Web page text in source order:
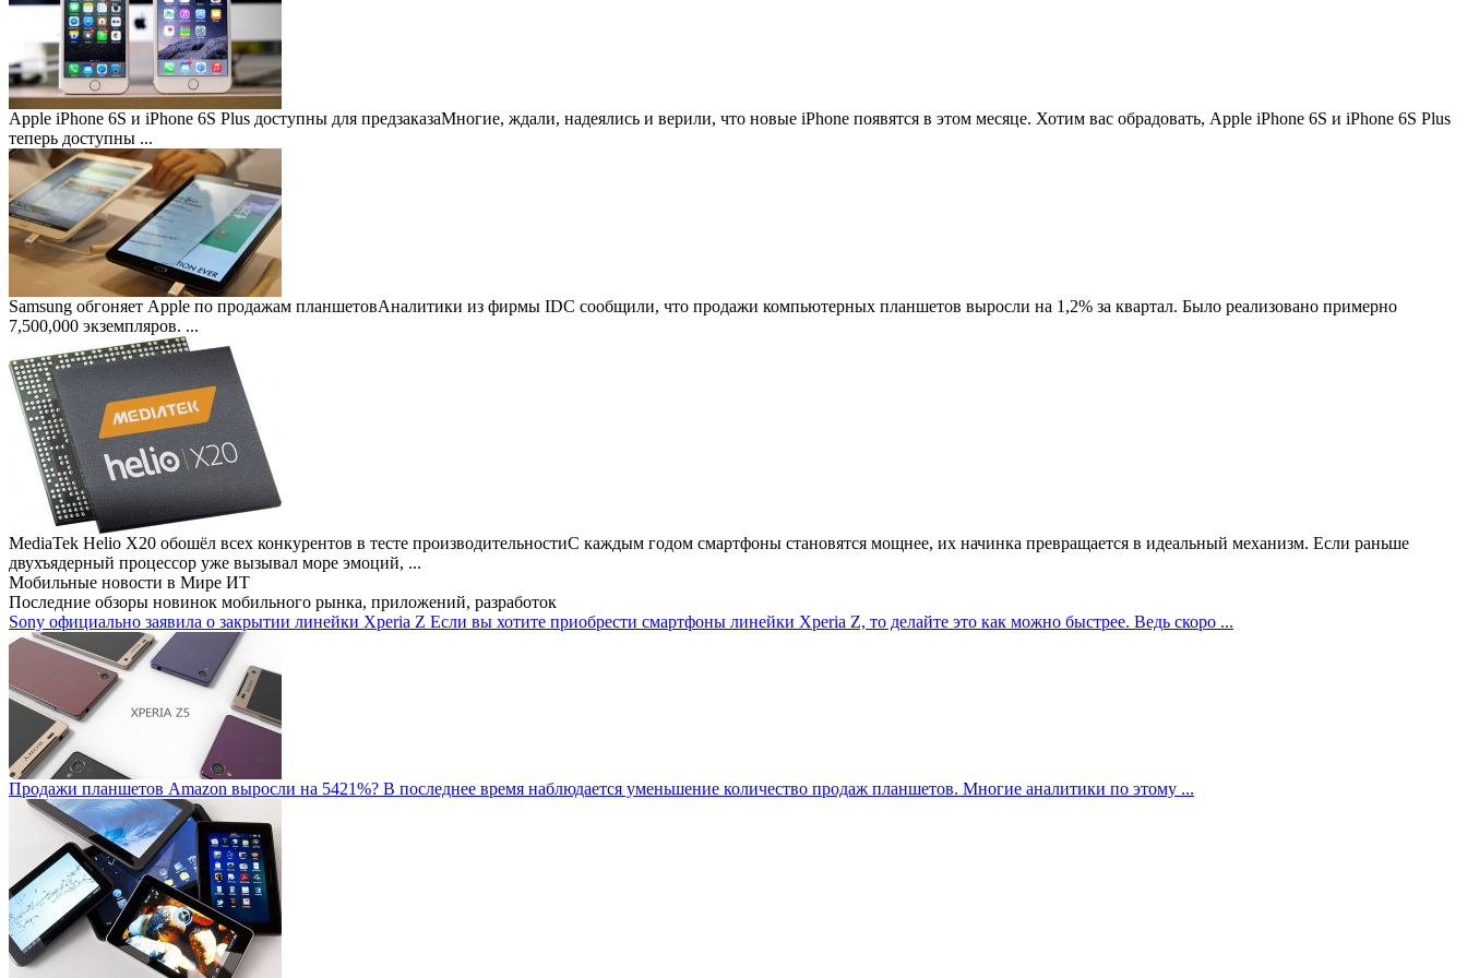
Apple iPhone 6S и iPhone 6S Plus доступны для предзаказаМногие, ждали, надеялись и верили, что новые iPhone появятся в этом месяце. Хотим вас обрадовать, Apple iPhone 6S и iPhone 6S Plus
теперь доступны ...
Samsung обгоняет Apple по продажам планшетовАналитики из фирмы IDC сообщили, что продажи компьютерных планшетов выросли на 1,2% за квартал. Было реализовано примерно
7,500,000 экземпляров. ...
MediaTek Helio X20 обошёл всех конкурентов в тесте производительностиС каждым годом смартфоны становятся мощнее, их начинка превращается в идеальный механизм. Если раньше
двухъядерный процессор уже вызывал море эмоций, ...
Мобильные новости в Мире ИТ
Последние обзоры новинок мобильного рынка, приложений, разработок
Sony официально заявила о закрытии линейки Xperia Z Если вы хотите приобрести смартфоны линейки Xperia Z, то делайте это как можно быстрее. Ведь скоро ...
Продажи планшетов Amazon выросли на 5421%? В последнее время наблюдается уменьшение количество продаж планшетов. Многие аналитики по этому ...